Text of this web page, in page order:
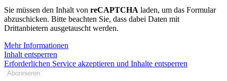
Sie müssen den Inhalt von reCAPTCHA laden, um das Formular
abzuschicken. Bitte beachten Sie, dass dabei Daten mit
Drittanbietern ausgetauscht werden.
Mehr Informationen
Inhalt entsperren
Erforderlichen Service akzeptieren und Inhalte entsperren
Abonnieren